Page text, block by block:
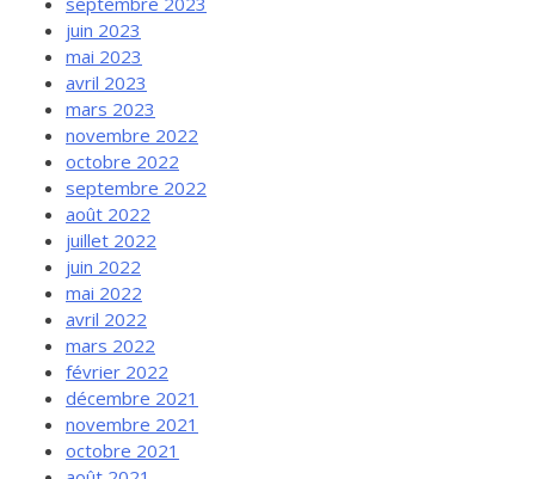
juin 2023
mai 2023
avril 2023
mars 2023
novembre 2022
octobre 2022
septembre 2022
août 2022
juillet 2022
juin 2022
mai 2022
avril 2022
mars 2022
février 2022
décembre 2021
novembre 2021
octobre 2021